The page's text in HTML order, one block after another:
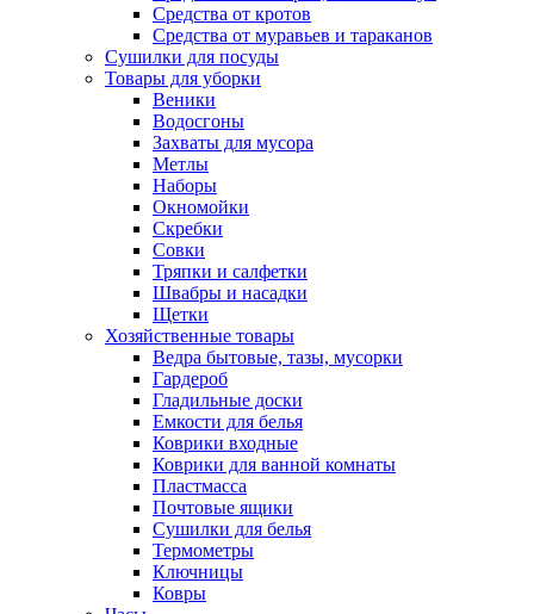
Средства от кротов
Средства от муравьев и тараканов
Сушилки для посуды
Товары для уборки
Веники
Водосгоны
Захваты для мусора
Метлы
Наборы
Окномойки
Скребки
Совки
Тряпки и салфетки
Швабры и насадки
Щетки
Хозяйственные товары
Ведра бытовые, тазы, мусорки
Гардероб
Гладильные доски
Емкости для белья
Коврики входные
Коврики для ванной комнаты
Пластмасса
Почтовые ящики
Сушилки для белья
Термометры
Ключницы
Ковры